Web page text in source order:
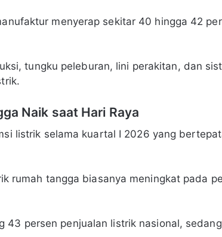
menyerap sekitar 40 hingga 42
tungku peleburan, lini perakitan, dan
Naik saat Hari Raya
listrik selama kuartal I 2026 yang
rumah tangga biasanya meningkat pada
43 persen penjualan listrik nasional,